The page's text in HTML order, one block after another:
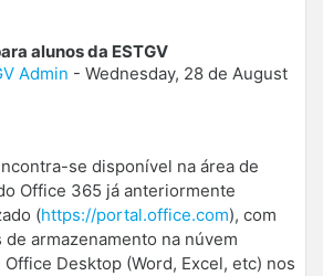
alunos da ESTGV
Admin - Wednesday, 28 de August
se disponível na área de
Office 365 já anteriormente
(https://portal.office.com), com
armazenamento na núvem
Office Desktop (Word, Excel, etc) nos